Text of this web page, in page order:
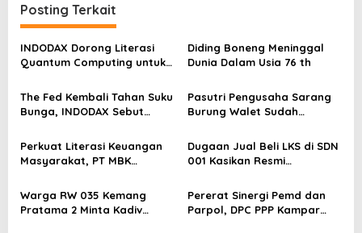
g
a
s
p
s
Posting Terkait
INDODAX Dorong Literasi
Quantum Computing untuk
Blockchain
Diding Boneng Meninggal
Dunia Dalam Usia 76 th
The Fed Kembali Tahan Suku
Bunga, INDODAX Sebut
Sentimen Pasar
Pasutri Pengusaha Sarang
Burung Walet Sudah
Pelapor Desak Polda Jambi
Segera Lakukan Penahanan
Perkuat Literasi Keuangan
Masyarakat, PT MBK
Karpet Masjid di Pakuhaji
Dugaan Jual Beli LKS di SDN
001 Kasikan Resmi
Kampar, Pemred – Pimum
Metroterkini.id Desak Usut
Kasus Ini
Warga RW 035 Kemang
Pratama 2 Minta Kadiv
Pererat Sinergi Pemd dan
Parpol, DPC PPP Kampar